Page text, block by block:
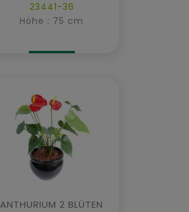
23441-36
Höhe : 75 cm
ANTHURIUM 2 BLÜTEN